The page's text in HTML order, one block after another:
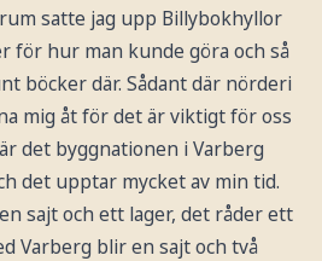
satte jag upp Billybokhyllor
för hur man kunde göra och så
böcker där. Sådant där nörderi
mig åt för det är viktigt för oss
det byggnationen i Varberg
det upptar mycket av min tid.
sajt och ett lager, det råder ett
Varberg blir en sajt och två